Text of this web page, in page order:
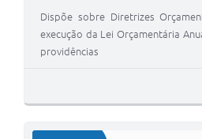
Dispõe sobre Diretrizes
execução da Lei Orçamentária
providências